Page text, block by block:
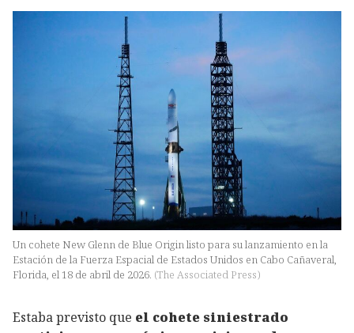
Un cohete New Glenn de Blue Origin listo para su lanzamiento en la
Estación de la Fuerza Espacial de Estados Unidos en Cabo Cañaveral,
Florida, el 18 de abril de 2026. (The Associated Press)
Estaba previsto que el cohete siniestrado